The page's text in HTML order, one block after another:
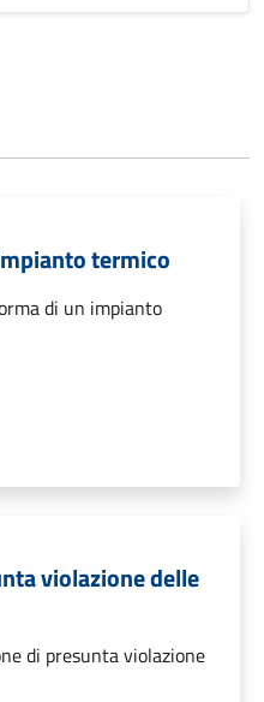
termico
di un impianto
violazione delle
di presunta violazione